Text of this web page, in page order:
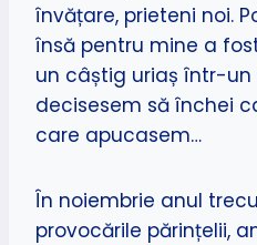
învățare, prieteni noi.
însă pentru mine a
un câștig uriaș într-
decisesem să închei
care apucasem…
În noiembrie anul
provocările părințelii,